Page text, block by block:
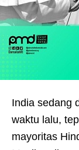
India sedang
waktu lalu,
mayoritas